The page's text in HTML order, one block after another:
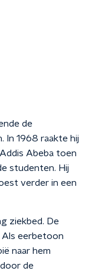
de
In 1968 raakte hij
Abeba toen
studenten. Hij
verder in een
ziekbed. De
Als eerbetoon
naar hem
de